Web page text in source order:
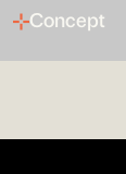
Concept